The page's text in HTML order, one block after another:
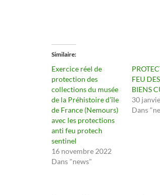
Similaire
Exercice réel de
protection des
collections du musée
de la Préhistoire d’île
de France (Nemours)
avec les protections
anti feu protech
sentinel
16 novembre 2022
Dans "news"
FEU
BIENS
30
Dans